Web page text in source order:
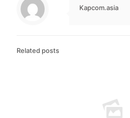
Kapcom.asia
Related posts